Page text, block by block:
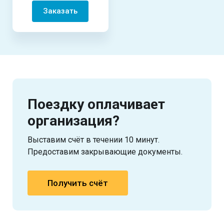
Заказать
Поездку оплачивает
организация?
Выставим счёт в течении 10 минут.
Предоставим закрывающие документы.
Получить счёт